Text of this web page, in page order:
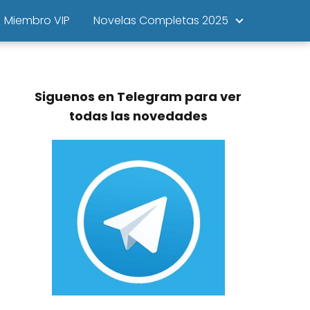
Miembro VIP Novelas Completas 2025
Siguenos en Telegram para ver
todas las novedades